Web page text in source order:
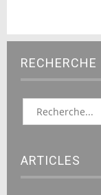
RECHERCHE
ARTICLES